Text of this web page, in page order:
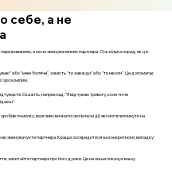
себе, а не
а не на звинуваченнях партнера. Ось кілька порад, як це
або "мені боляче", замість "ти завжди" або "ти ніколи". Це допомагає
зрозумілим.
Скажіть, наприклад, "Я відчуваю тривогу, коли ти не
помилку, важливо визнати свої власні дії, які могли вплинути на
звинувачуєте партнера. Краще зосередитися на конкретному випадку:
запитайте партнера про його думки. Це не лише показує вашу